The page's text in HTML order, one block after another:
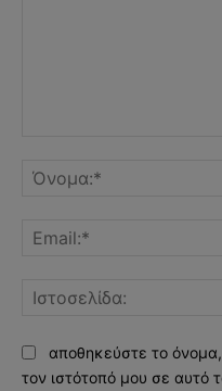
αποθηκεύστε το όνομα,
τον ιστότοπό μου σε αυτό